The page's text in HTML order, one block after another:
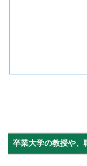
卒業大学の教授や、